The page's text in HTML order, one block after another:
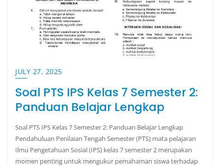
JULY 27, 2025
Soal PTS IPS Kelas 7 Semester 2:
Panduan Belajar Lengkap
Soal PTS IPS Kelas 7 Semester 2: Panduan Belajar Lengkap
Pendahuluan Penilaian Tengah Semester (PTS) mata pelajaran
Ilmu Pengetahuan Sosial (IPS) kelas 7 semester 2 merupakan
momen penting untuk mengukur pemahaman siswa terhadap